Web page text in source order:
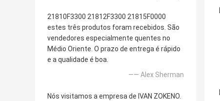
21810F3300 21812F3300 21815F0000
estes três produtos foram recebidos. São
vendedores especialmente quentes no
Médio Oriente. O prazo de entrega é rápido
e a qualidade é boa.
—— Alex Sherman
Nós visitamos a empresa de IVAN ZOKENO.